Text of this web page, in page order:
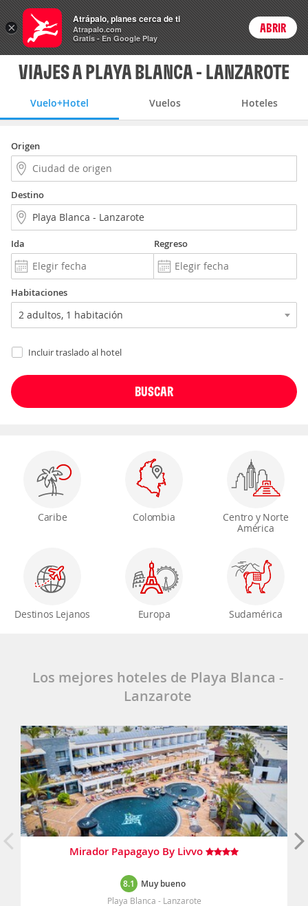
Vuelo+Hotel Login
VIAJES A PLAYA BLANCA - LANZAROTE
Vuelo+Hotel Vuelos Hoteles
Origen
Destino
Ida Regreso
Habitaciones
Incluir traslado al hotel
Caribe Colombia
Centro y Norte
América
Destinos Lejanos Europa Sudamérica
Los mejores hoteles de Playa Blanca -
Lanzarote
Mirador Papagayo By Livvo
8.1 Muy bueno
Playa Blanca - Lanzarote
×
Atrápalo, planes cerca de ti
Atrapalo.com
Gratis - En Google Play
ABRIR